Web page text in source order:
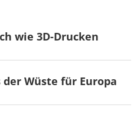
wie 3D-Drucken
Wüste für Europa